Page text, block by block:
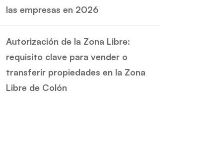
las empresas en 2026
Autorización de la Zona Libre:
requisito clave para vender o
transferir propiedades en la Zona
Libre de Colón